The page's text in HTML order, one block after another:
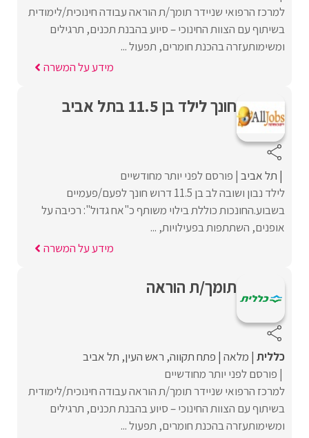
למרכז הרפואי שניידר תומך/ת הוראה עבודה חינוכית/לימודית
בשיתוף עם הצוות החינוכי – סיוע בהבנת תכנים, תרגילים
ומשימותעזרה בהכנת חומרים, תפעול ...
מידע על המשרה
חונך לילד בן 11.5 בתל אביב
תל אביב פורסם לפני יותר מחודשיים
לילד נבון ושובה לב בן 11.5 דרוש חונך לפעם/פעמיים
בשבוע.החונכות כוללת בילוי משותף כ"אח גדול": רכיבה על
אופנים, השתתפות בפעילויות, ...
מידע על המשרה
תומך/ת הוראה
כללית מלאה פתח תקווה ראש העין תל אביב
פורסם לפני יותר מחודשיים
למרכז הרפואי שניידר תומך/ת הוראה עבודה חינוכית/לימודית
בשיתוף עם הצוות החינוכי – סיוע בהבנת תכנים, תרגילים
ומשימותעזרה בהכנת חומרים, תפעול ...